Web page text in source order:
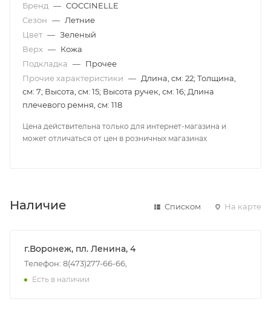
Бренд — COCCINELLE
Сезон — Летние
Цвет — Зеленый
Верх — Кожа
Подкладка — Прочее
Прочие характеристики — Длина, см: 22; Толщина,
см: 7; Высота, см: 15; Высота ручек, см: 16; Длина
плечевого ремня, см: 118
Цена действительна только для интернет-магазина и
может отличаться от цен в розничных магазинах
Наличие Списком На карте
г.Воронеж, пл. Ленина, 4
Телефон: 8(473)277-66-66,
Есть в наличии